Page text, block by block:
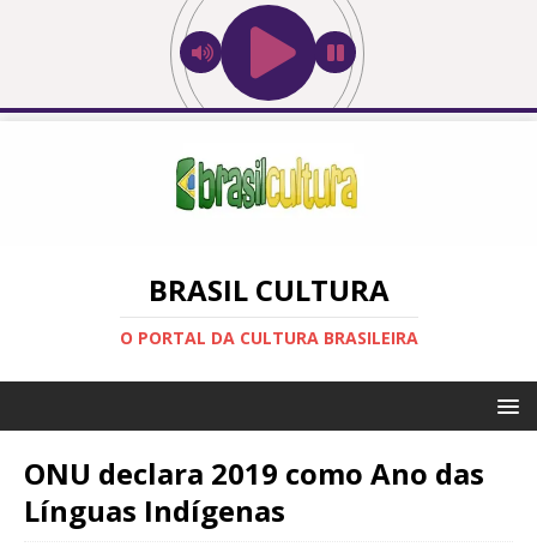
BRASIL CULTURA
O PORTAL DA CULTURA BRASILEIRA
ONU declara 2019 como Ano das
Línguas Indígenas